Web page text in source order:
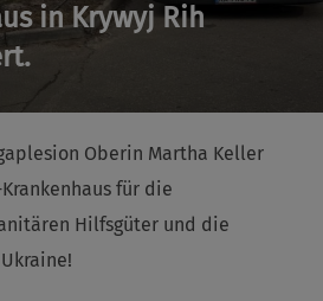
in Krywyj Rih
Oberin Martha Keller
für die
Hilfsgüter und die